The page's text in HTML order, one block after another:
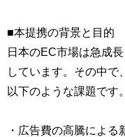
■本提携の背景と目的
日本のEC市場は急成
しています。その中で
以下のような課題です。
・広告費の高騰によ